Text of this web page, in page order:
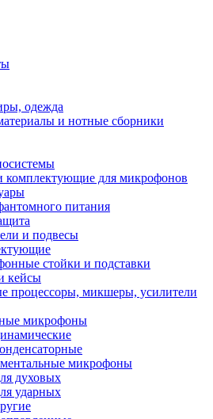
одежда
и нотные сборники
комплектующие для микрофонов
питания
и подвесы
стойки и подставки
кейсы
процессоры, микшеры, усилители
микрофоны
микрофоны
духовых
ударных